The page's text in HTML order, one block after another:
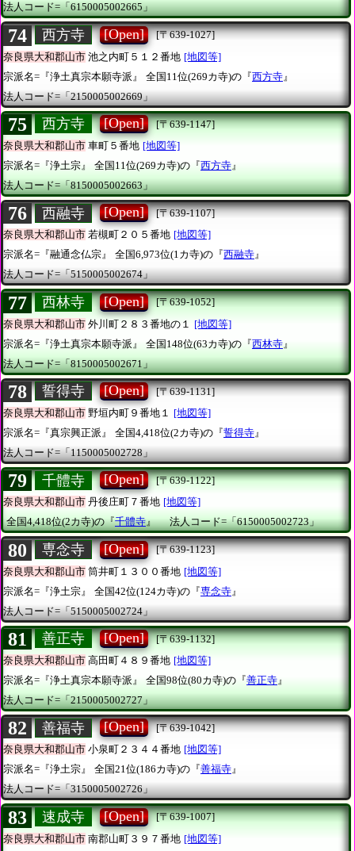
法人コード=「6150005002665」
74 西方寺 [Open]
[〒639-1027]
奈良県大和郡山市 池之内町５１２番地 [地図等]
宗派名=『浄土真宗本願寺派』
全国11位(269カ寺)の『西方寺 』
法人コード=「2150005002669」
75 西方寺 [Open]
[〒639-1147]
奈良県大和郡山市 車町５番地 [地図等]
宗派名=『浄土宗』
全国11位(269カ寺)の『西方寺 』
法人コード=「8150005002663」
76 西融寺 [Open]
[〒639-1107]
奈良県大和郡山市 若槻町２０５番地 [地図等]
宗派名=『融通念仏宗』
全国6,973位(1カ寺)の『西融寺』
法人コード=「5150005002674」
77 西林寺 [Open]
[〒639-1052]
奈良県大和郡山市 外川町２８３番地の１
[地図等]
宗派名=『浄土真宗本願寺派』
全国148位(63カ寺)の『西林寺 』
法人コード=「8150005002671」
78 誓得寺 [Open]
[〒639-1131]
奈良県大和郡山市 野垣内町９番地１
[地図等]
宗派名=『真宗興正派』
全国4,418位(2カ寺)の『誓得寺 』
法人コード=「1150005002728」
79 千體寺 [Open]
[〒639-1122]
奈良県大和郡山市 丹後庄町７番地 [地図等]
全国4,418位(2カ寺)の『千體寺』 法人コード=「6150005002723」
80 専念寺 [Open]
[〒639-1123]
奈良県大和郡山市 筒井町１３００番地 [地図等]
宗派名=『浄土宗』
全国42位(124カ寺)の『専念寺 』
法人コード=「5150005002724」
81 善正寺 [Open]
[〒639-1132]
奈良県大和郡山市 高田町４８９番地 [地図等]
宗派名=『浄土真宗本願寺派』
全国98位(80カ寺)の『善正寺 』
法人コード=「2150005002727」
82 善福寺 [Open]
[〒639-1042]
奈良県大和郡山市 小泉町２３４４番地 [地図等]
宗派名=『浄土宗』
全国21位(186カ寺)の『善福寺』
法人コード=「3150005002726」
83 速成寺 [Open]
[〒639-1007]
奈良県大和郡山市 南郡山町３９７番地 [地図等]